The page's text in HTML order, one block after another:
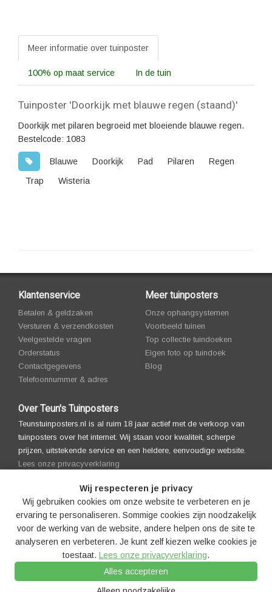
Meer informatie over tuinposter
100% op maat service In de tuin
Tuinposter 'Doorkijk met blauwe regen (staand)'
Doorkijk met pilaren begroeid met bloeiende blauwe regen.
Bestelcode: 1083
Blauwe Doorkijk Pad Pilaren
Regen
Trap
Wisteria
Klantenservice
Betalen & geldzaken
Versturen & verzendkosten
Veelgestelde vragen
Orderstatus
Contactgegevens
Telefoonnummer & adres
Meer tuinposters
Onze ophangsystemen
Voorbeeld tuinen
Top collectie tuindoeken
Eigen foto op tuindoek
Blog
Over Teun's Tuinposters
Teunstuinposters.nl is al ruim 18 jaar actief met de verkoop van
tuinposters over het internet. Wij staan voor kwaliteit, scherpe
prijzen, uitstekende service en een heldere, eenvoudige website.
Lees onze privacyverklaring
© 2008-2026 Teun's Tuinposters |Algemenevoorwaarden |
Cookies|Cookie-instellingen
|Partners Sitemap
Wij respecteren je privacy
Wij gebruiken cookies om onze website te verbeteren en je
ervaring te personaliseren. Sommige cookies zijn noodzakelijk
voor de werking van de website, andere helpen ons de site te
analyseren en verbeteren. Je kunt zelf kiezen welke cookies je
toestaat. Lees onze privacyverklaring.
Alles accepteren